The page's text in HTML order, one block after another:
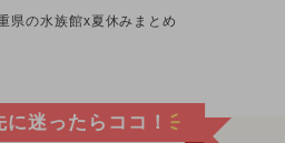
県の水族館x夏休みまとめ
に迷ったらココ！